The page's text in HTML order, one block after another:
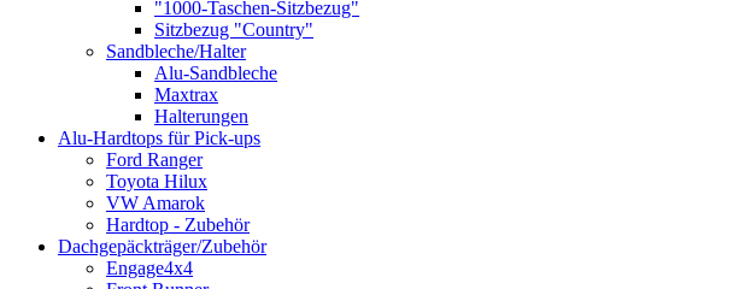
"1000-Taschen-Sitzbezug"
Sitzbezug "Country"
Sandbleche/Halter
Alu-Sandbleche
Maxtrax
Halterungen
Alu-Hardtops für Pick-ups
Ford Ranger
Toyota Hilux
VW Amarok
Hardtop - Zubehör
Dachgepäckträger/Zubehör
Engage4x4